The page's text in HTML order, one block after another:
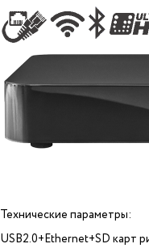
Технические параметры:
USB2.0+Ethernet+SD карт